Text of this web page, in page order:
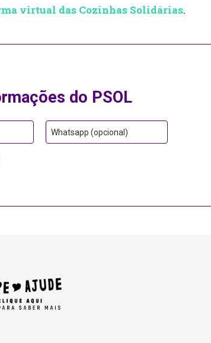
virtual das Cozinhas Solidárias.
do PSOL
Whatsapp (opcional)